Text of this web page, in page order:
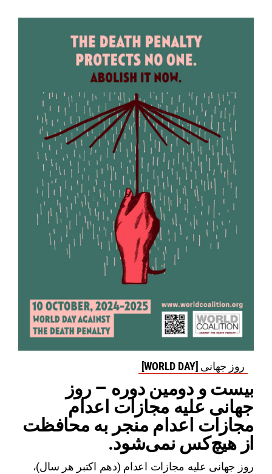
روز جهانی [WORLD DAY]
بیست و دومین دوره – روز
جهانی علیه مجازات اعدام
مجازات اعدام منجر به محافظت
از هیچ‌کس نمی‌شود.
روز جهانی علیه مجازات اعدام (دهم اکتبر هر سال)،